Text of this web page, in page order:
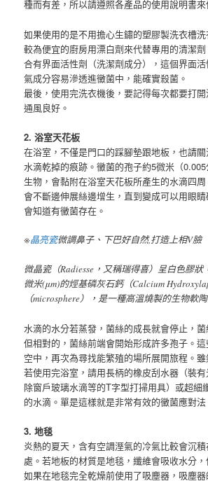
種而有差，所以請遵照各產品的使用說明書來
如果使用的是不用擔心生鏽的塑膠製洗衣槽
較為便宜的廚房用漂白劑來代替專用的清潔
合有界面活性劑（洗潔劑成分），這個界面
氣成分容易滲透進黴菌中，能確實殺菌。
最後，使用完洗衣機後，要記得每次都要打
通風良好。
2. 浴室天花板
在浴室，不僅是門口的踩腳墊跟地板，也請
水滴乾掉的痕跡。黴菌的孢子約5微米（
生物，會黏附在浴室天花板所產生的水滴四周
會不斷邊伸展絲邊增生，直到變成可以用眼
會知道有黴菌存在。
※晶亮瓷微調鼻子、下巴好自然,打造上相V臉
微晶瓷（Radiesse，又稱瑞得喜）呈白色膠
微米(μm)的烴基磷灰石鈣（Calcium
（microsphere），是一種高溫燒製的生物軟
水滴的水分若蒸發，菌絲的成長就會停止，菌
但相對的，菌絲前端會開始形成許多孢子。
空中，再次為尋找能繁殖的場所展開旅程。
若使用完浴室，請用長柄的橡皮刮水器（裝
除窗戶玻璃水滴等的T字型打掃用具）或超細
的水滴。單是這樣就是非常有效的黴菌應對法
3. 地毯
炎熱的夏天，含有空調溼氣的冷氣比較會沉
處。若地板的材質是地毯，纖維會吸收水分
如果在地毯完全乾燥前使用了吸塵器，吸塵